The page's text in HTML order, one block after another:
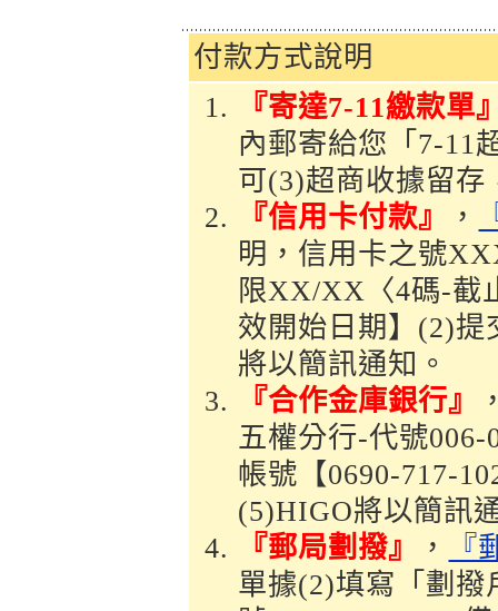
付款方式說明
『寄達7-11繳款單
內郵寄給您「7-11
可(3)超商收據留存
『信用卡付款』
，
明，信用卡之號
限XX/XX〈4碼-截
效開始日期】(2)
將以簡訊通知。
『合作金庫銀行』
五權分行-代號
帳號【0690-717-
(5)HIGO將以簡訊
『郵局劃撥』
，
單據(2)填寫「劃撥